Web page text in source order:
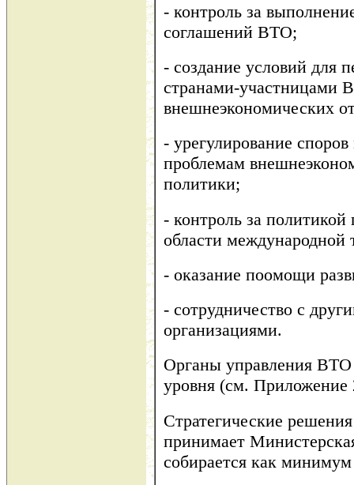
- контроль за
соглашений ВТО;
- создание условий для
странами-участницами
внешнеэкономических
- урегулирование
проблемам
политики;
- контроль за
области международной
- оказание поомощи
- сотрудничество с
организациями.
Органы управления
уровня (см. Приложение
Стратегические
принимает
собирается как минимум